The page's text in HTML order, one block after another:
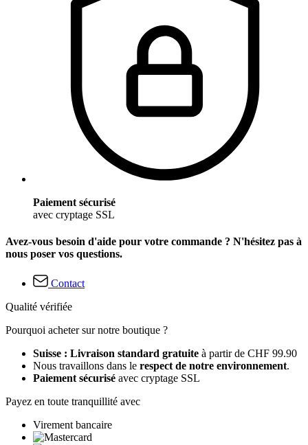
Paiement sécurisé
avec cryptage SSL
Avez-vous besoin d'aide pour votre commande ? N'hésitez pas à
nous poser vos questions.
Contact
Qualité vérifiée
Pourquoi acheter sur notre boutique ?
Suisse : Livraison standard gratuite à partir de CHF 99.90
Nous travaillons dans le respect de notre environnement.
Paiement sécurisé avec cryptage SSL
Payez en toute tranquillité avec
Virement bancaire